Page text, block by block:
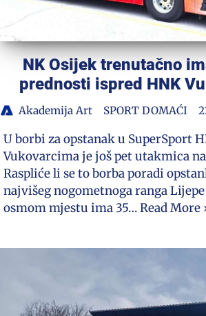
NK Osijek trenutačno
prednosti ispred HNK
Akademija Art SPORT DOMAĆI
U borbi za opstanak u SuperSport
Vukovarcima je još pet utakmica
Raspliće li se to borba poradi
najvišeg nogometnoga ranga Lijepe
osmom mjestu ima 35…Read More